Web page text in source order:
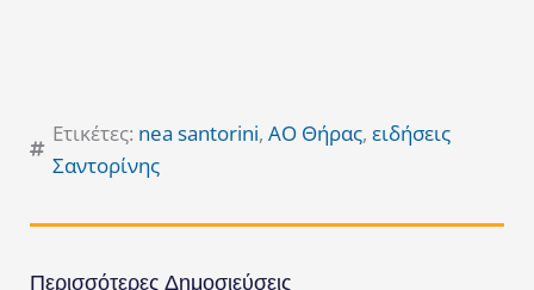
Ετικέτες: nea santorini, ΑΟ Θήρας, ειδήσεις
Σαντορίνης
Περισσότερες Δημοσιεύσεις